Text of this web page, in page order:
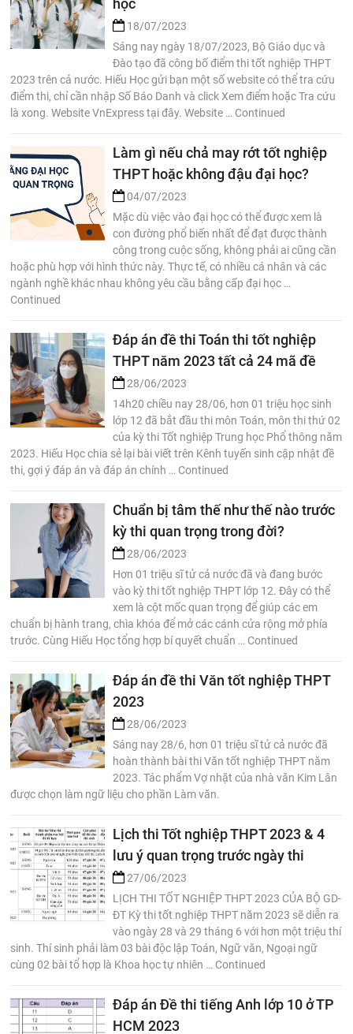
học
18/07/2023
Sáng nay ngày 18/07/2023, Bộ Giáo dục và
Đào tạo đã công bố điểm thi tốt nghiệp THPT
2023 trên cả nước. Hiếu Học gửi bạn một số website có thể tra cứu
điểm thi, chỉ cần nhập Số Báo Danh và click Xem điểm hoặc Tra cứu
là xong. Website VnExpress tại đây. Website … Continued
Làm gì nếu chả may rớt tốt nghiệp
THPT hoặc không đậu đại học?
04/07/2023
Mặc dù việc vào đại học có thể được xem là
con đường phổ biến nhất để đạt được thành
công trong cuộc sống, không phải ai cũng cần
hoặc phù hợp với hình thức này. Thực tế, có nhiều cá nhân và các
ngành nghề khác nhau không yêu cầu bằng cấp đại học …
Continued
Đáp án đề thi Toán thi tốt nghiệp
THPT năm 2023 tất cả 24 mã đề
28/06/2023
14h20 chiều nay 28/06, hơn 01 triệu học sinh
lớp 12 đã bắt đầu thi môn Toán, môn thi thứ 02
của kỳ thi Tốt nghiệp Trung học Phổ thông năm
2023. Hiếu Học chia sẻ lại bài viết trên Kênh tuyến sinh cập nhật đề
thi, gợi ý đáp án và đáp án chính … Continued
Chuẩn bị tâm thế như thế nào trước
kỳ thi quan trọng trong đời?
28/06/2023
Hơn 01 triệu sĩ tử cả nước đã và đang bước
vào kỳ thi tốt nghiệp THPT lớp 12. Đây có thể
xem là cột mốc quan trọng để giúp các em
chuẩn bị hành trang, chìa khóa để mở các cánh cửa rộng mở phía
trước. Cùng Hiếu Học tổng hợp bí quyết chuẩn … Continued
Đáp án đề thi Văn tốt nghiệp THPT
2023
28/06/2023
Sáng nay 28/6, hơn 01 triệu sĩ tử cả nước đã
hoàn thành bài thi Văn tốt nghiệp THPT năm
2023. Tác phẩm Vợ nhặt của nhà văn Kim Lân
được chọn làm ngữ liệu cho phần Làm văn.
Lịch thi Tốt nghiệp THPT 2023 & 4
lưu ý quan trọng trước ngày thi
27/06/2023
LỊCH THI TỐT NGHIỆP THPT 2023 CỦA BỘ GD-
ĐT Kỳ thi tốt nghiệp THPT năm 2023 sẽ diễn ra
vào ngày 28 và 29 tháng 6 với hơn một triệu thí
sinh. Thí sinh phải làm 03 bài độc lập Toán, Ngữ văn, Ngoại ngữ
cùng 02 bài tổ hợp là Khoa học tự nhiên … Continued
Đáp án Đề thi tiếng Anh lớp 10 ở TP
HCM 2023